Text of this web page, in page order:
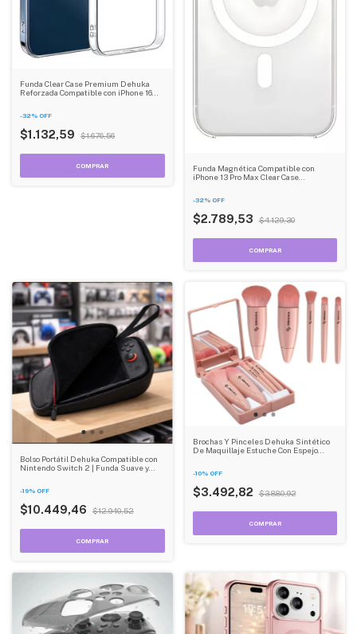
Funda Clear Case Premium Dehuka
Reforzada Compatible con iPhone 16
-32% OFF
$1.132,59 $1.676,56
Funda Magnética Compatible con
iPhone 13 Pro Max Clear Case
-32% OFF
$2.789,53 $4.129,30
Bolso Portátil Dehuka Compatible con
Nintendo Switch 2 | Funda Suave y
-19% OFF
$10.449,46 $12.940,52
Brochas Y Pinceles Dehuka Sintético
De Maquillaje Estuche Con Espejo
-10% OFF
$3.492,82 $3.880,92